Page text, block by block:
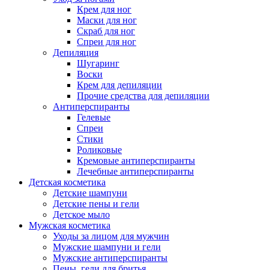
Крем для ног
Маски для ног
Скраб для ног
Спреи для ног
Депиляция
Шугаринг
Воски
Крем для депиляции
Прочие средства для депиляции
Антиперспиранты
Гелевые
Спреи
Стики
Роликовые
Кремовые антиперспиранты
Лечебные антиперспиранты
Детская косметика
Детские шампуни
Детские пены и гели
Детское мыло
Мужская косметика
Уходы за лицом для мужчин
Мужские шампуни и гели
Мужские антиперспиранты